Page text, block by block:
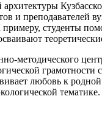
и
примеру, студенты
методического
любовь к